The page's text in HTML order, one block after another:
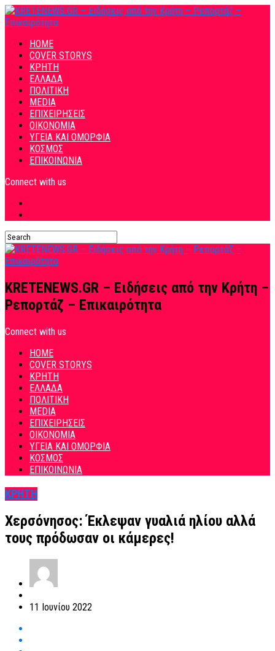
HOME
COVER STORYS
ΚΡΗΤΗ
ΕΛΛΑΔΑ
ΠΟΛΙΤΙΚΗ
MEDIA
ΕΠΙΧΕΙΡΗΣΕΙΣ
ΟΙΚΟΝΟΜΙΑ
ΥΓΕΙΑ ΚΑΙ ΟΜΟΡΦΙΑ
ΚΟΣΜΟΣ
ΕΠΙΚΟΙΝΩΝΙΑ
Connect with us
KRETENEWS.GR – Ειδήσεις από την Κρήτη –
Ρεπορτάζ – Επικαιρότητα
Connect with us
HOME
COVER STORYS
ΚΡΗΤΗ
ΕΛΛΑΔΑ
ΠΟΛΙΤΙΚΗ
MEDIA
ΕΠΙΧΕΙΡΗΣΕΙΣ
ΟΙΚΟΝΟΜΙΑ
ΥΓΕΙΑ ΚΑΙ ΟΜΟΡΦΙΑ
ΚΟΣΜΟΣ
ΕΠΙΚΟΙΝΩΝΙΑ
ΚΡΗΤΗ
Χερσόνησος: Έκλεψαν γυαλιά ηλίου αλλά
τους πρόδωσαν οι κάμερες!
11 Ιουνίου 2022